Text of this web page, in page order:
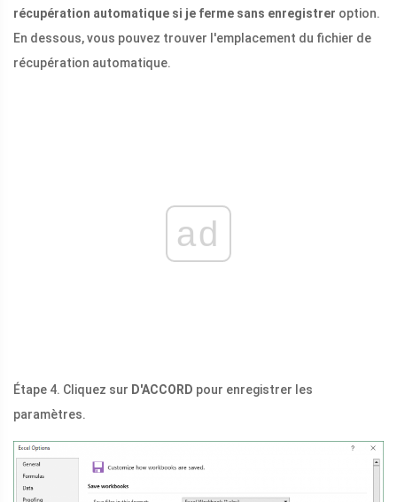
récupération automatique si je ferme sans enregistrer option.
En dessous, vous pouvez trouver l'emplacement du fichier de
récupération automatique.
ad
Étape 4. Cliquez sur D'ACCORD pour enregistrer les
paramètres.